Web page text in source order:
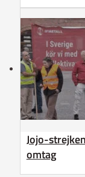
Jojo-
omtag